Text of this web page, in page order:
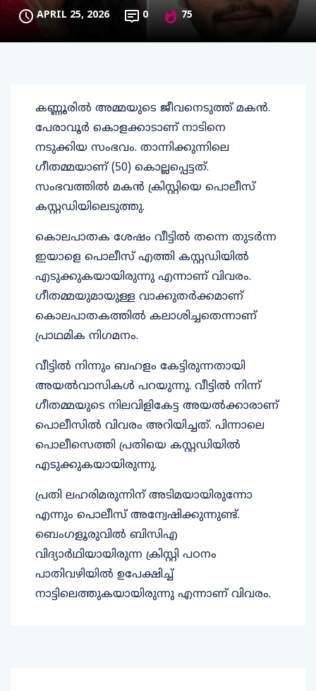
APRIL 25, 2026 0 75
കണ്ണൂരിൽ അമ്മയുടെ ജീവനെടുത്ത് മകൻ.
പേരാവൂർ കൊളക്കാടാണ് നാടിനെ
നടുക്കിയ സംഭവം. താന്നിക്കുന്നിലെ
ഗീതമ്മയാണ് (50) കൊല്ലപ്പെട്ടത്.
സംഭവത്തിൽ മകൻ ക്രിസ്റ്റിയെ പൊലീസ്
കസ്റ്റഡിയിലെടുത്തു.
കൊലപാതക ശേഷം വീട്ടിൽ തന്നെ തുടർന്ന
ഇയാളെ പൊലീസ് എത്തി കസ്റ്റഡിയിൽ
എടുക്കുകയായിരുന്നു എന്നാണ് വിവരം.
ഗീതമ്മയുമായുള്ള വാക്കുതർക്കമാണ്
കൊലപാതകത്തിൽ കലാശിച്ചതെന്നാണ്
പ്രാഥമിക നിഗമനം.
വീട്ടിൽ നിന്നും ബഹളം കേട്ടിരുന്നതായി
അയൽവാസികള്‍ പറയുന്നു. വീട്ടിൽ നിന്ന്
ഗീതമ്മയുടെ നിലവിളികേട്ട അയൽക്കാരാണ്
പൊലീസിൽ വിവരം അറിയിച്ചത്. പിന്നാലെ
പൊലീസെത്തി പ്രതിയെ കസ്റ്റഡിയിൽ
എടുക്കുകയായിരുന്നു.
പ്രതി ലഹരിമരുന്നിന് അടിമയായിരുന്നോ
എന്നും പൊലീസ് അന്വേഷിക്കുന്നുണ്ട്.
ബെംഗളൂരുവിൽ ബിസിഎ
വിദ്യാർഥിയായിരുന്ന ക്രിസ്റ്റി പഠനം
പാതിവഴിയിൽ ഉപേക്ഷിച്ച്
നാട്ടിലെത്തുകയായിരുന്നു എന്നാണ് വിവരം.